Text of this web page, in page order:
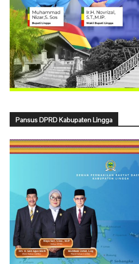
Pansus DPRD Kabupaten Lingga